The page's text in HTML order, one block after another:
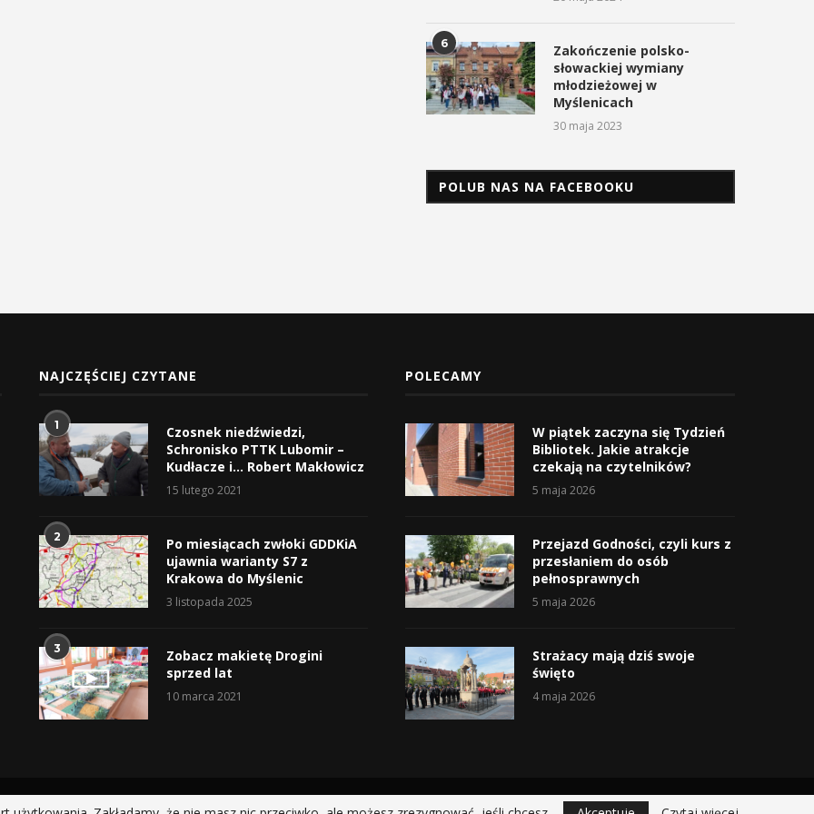
6
Zakończenie polsko-
słowackiej wymiany
młodzieżowej w
Myślenicach
30 maja 2023
POLUB NAS NA FACEBOOKU
NAJCZĘŚCIEJ CZYTANE
1
Czosnek niedźwiedzi,
Schronisko PTTK Lubomir –
Kudłacze i… Robert Makłowicz
15 lutego 2021
2
Po miesiącach zwłoki GDDKiA
ujawnia warianty S7 z
Krakowa do Myślenic
3 listopada 2025
3
Zobacz makietę Drogini
sprzed lat
10 marca 2021
POLECAMY
W piątek zaczyna się Tydzień
Bibliotek. Jakie atrakcje
czekają na czytelników?
5 maja 2026
Przejazd Godności, czyli kurs z
przesłaniem do osób
pełnosprawnych
5 maja 2026
Strażacy mają dziś swoje
święto
4 maja 2026
@2019 - All Right Reserved.